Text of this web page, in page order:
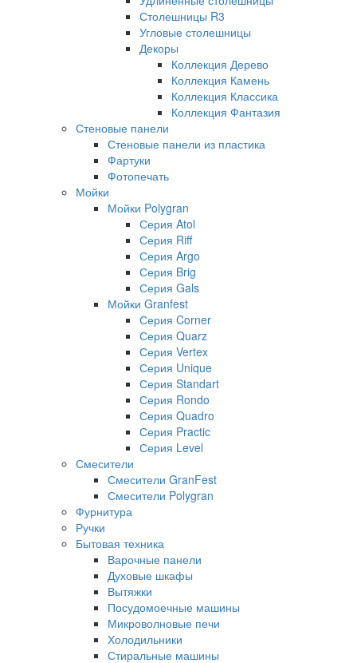
Столешницы R3
Угловые столешницы
Декоры
Коллекция Дерево
Коллекция Камень
Коллекция Классика
Коллекция Фантазия
Стеновые панели
Стеновые панели из пластика
Фартуки
Фотопечать
Мойки
Мойки Polygran
Серия Atol
Серия Riff
Серия Argo
Серия Brig
Серия Gals
Мойки Granfest
Серия Corner
Серия Quarz
Серия Vertex
Серия Unique
Серия Standart
Серия Rondo
Серия Quadro
Серия Practic
Серия Level
Смесители
Смесители GranFest
Смесители Polygran
Фурнитура
Ручки
Бытовая техника
Варочные панели
Духовые шкафы
Вытяжки
Посудомоечные машины
Микроволновые печи
Холодильники
Стиральные машины